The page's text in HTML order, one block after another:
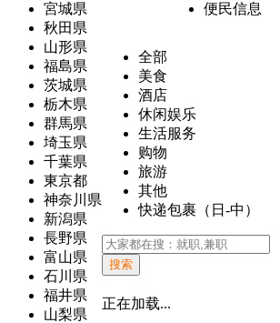
宮城県
秋田県
山形県
福島県
茨城県
栃木県
群馬県
埼玉県
千葉県
東京都
神奈川県
新潟県
長野県
富山県
石川県
福井県
山梨県
便民信息
全部
美食
酒店
休闲娱乐
生活服务
购物
旅游
其他
快递包裹（日-中）
搜索
正在加载...